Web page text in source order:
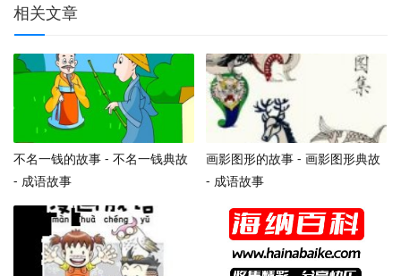
相关文章
不名一钱的故事 - 不名一钱典故
- 成语故事
画影图形的故事 - 画影图形典故
- 成语故事